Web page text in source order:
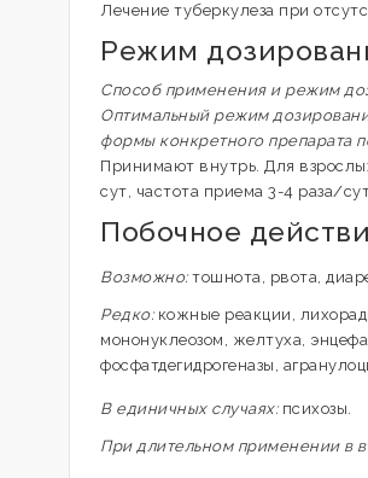
Лечение туберкулеза при
Режим
Способ применения и режим
Оптимальный режим
формы конкретного препарата
Принимают внутрь. Для
сут, частота приема 3-4 раза/
Побочное
Возможно:тошнота, рвота,
Редко:кожные реакции,
мононуклеозом, желтуха,
фосфатдегидрогеназы,
В единичных случаях:психозы.
При длительном применении в